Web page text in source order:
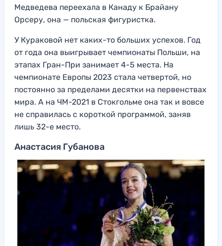
Медведева переехала в Канаду к Брайану
Орсеру, она — польская фигуристка.
У Кураковой нет каких-то больших успехов. Год
от года она выигрывает чемпионаты Польши, на
этапах Гран-При занимает 4-5 места. На
чемпионате Европы 2023 стала четвертой, но
постоянно за пределами десятки на первенствах
мира. А на ЧМ-2021 в Стокгольме она так и вовсе
не справилась с короткой программой, заняв
лишь 32-е место.
Анастасия Губанова